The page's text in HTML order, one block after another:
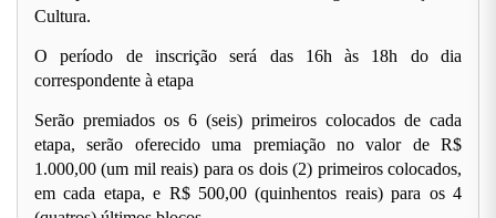
Cultura.
O período de inscrição será das 16h às 18h do dia
correspondente à etapa
Serão premiados os 6 (seis) primeiros colocados de cada
etapa, serão oferecido uma premiação no valor de R$
1.000,00 (um mil reais) para os dois (2) primeiros colocados,
em cada etapa, e R$ 500,00 (quinhentos reais) para os 4